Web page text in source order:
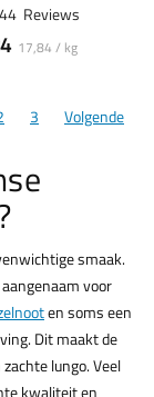
44 Reviews
17,84 / kg
3 Volgende
smaak.
voor
en soms een
Dit maakt de
lungo. Veel
kwaliteit en